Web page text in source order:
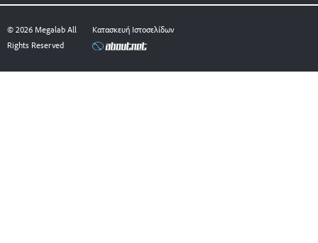
e
b
o
k
k
e
d
n
© 2026 Megalab All
Rights Reserved
Κατασκευή Ιστοσελίδων